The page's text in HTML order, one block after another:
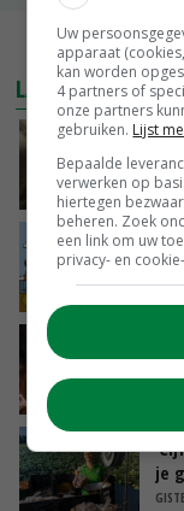
LAATSTE NIEUWS
je
Uw
apparaat
kan worden
4 partners of
onze partners
gebruiken. Lijst
Bepaalde
verwerken op
hiertegen
beheren. Zoek
een link om uw
privacy- en